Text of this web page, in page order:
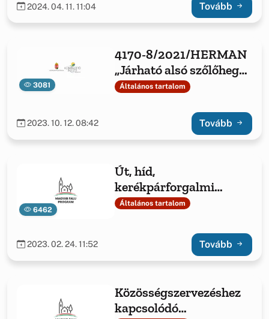
2024. 04. 11. 11:04 Tovább
3081
4170-8/2021/HERMAN
„Járható alsó szőlőhegyi
utat!&quot;
Általános tartalom
2023. 10. 12. 08:42 Tovább
6462
Út, híd,
kerékpárforgalmi
létesítmény, vízelvezető
építése/felújítása
Általános tartalom
2023. 02. 24. 11:52 Tovább
Közösségszervezéshez
kapcsolódó